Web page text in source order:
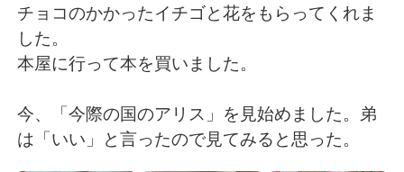
ไทย Indonesia
Italiano Türkçe
Português
チョコのかかったイチゴと花をもらってくれま
した。
本屋に行って本を買いました。
今、「今際の国のアリス」を見始めました。弟
は「いい」と言ったので見てみると思った。